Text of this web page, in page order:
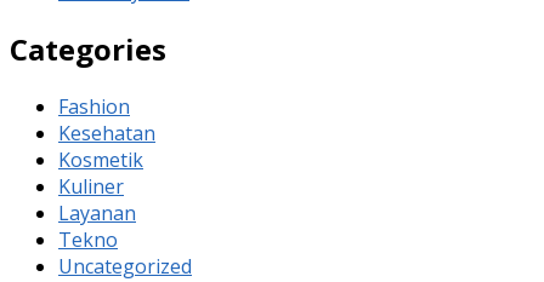
Categories
Fashion
Kesehatan
Kosmetik
Kuliner
Layanan
Tekno
Uncategorized